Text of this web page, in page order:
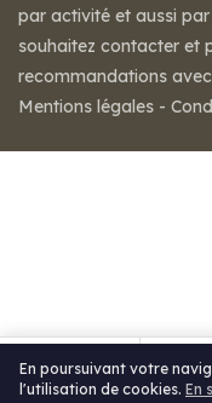
Appeler
En poursuivant votre
l'utilisation de cookies. En
par activité et aussi
souhaitez contacter et
recommandations
Mentions légales -